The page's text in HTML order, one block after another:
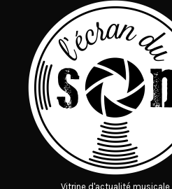
Vitrine d'actualité musicale